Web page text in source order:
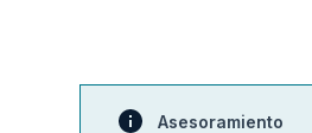
Asesoramiento